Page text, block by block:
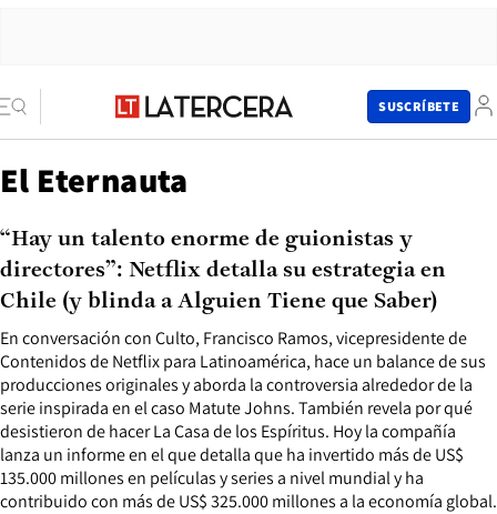
SUSCRÍBETE
El Eternauta
En conversación con Culto, Francisco Ramos, vicepresidente de
Contenidos de Netflix para Latinoamérica, hace un balance de sus
producciones originales y aborda la controversia alrededor de la
serie inspirada en el caso Matute Johns. También revela por qué
desistieron de hacer La Casa de los Espíritus. Hoy la compañía
lanza un informe en el que detalla que ha invertido más de US$
135.000 millones en películas y series a nivel mundial y ha
contribuido con más de US$ 325.000 millones a la economía global.
“Hay un talento enorme de guionistas y
directores”: Netflix detalla su estrategia en
Chile (y blinda a Alguien Tiene que Saber)